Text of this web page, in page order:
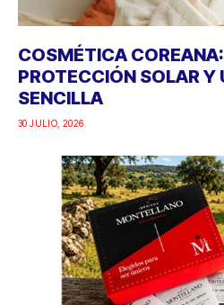
COSMÉTICA
PROTECCIÓN SOLAR Y
SENCILLA
30 JULIO, 2026